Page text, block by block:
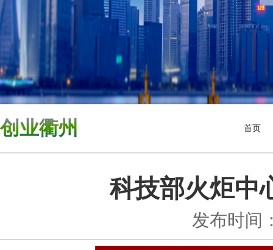
创业衢州 首页
科技部火炬中
发布时间